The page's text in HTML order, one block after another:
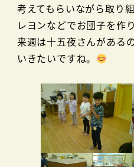
考えてもらいながら取り
レヨンなどでお団子を作
来週は十五夜さんがある
いきたいですね。